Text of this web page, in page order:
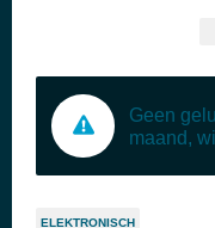
Geen
maand,
ELEKTRONISCH